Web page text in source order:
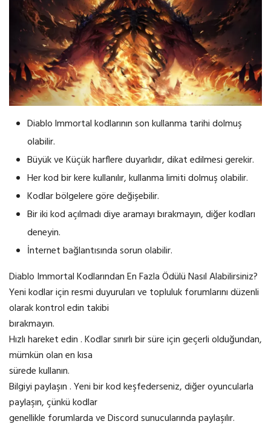
Diablo lmmortal kodlarının son kullanma tarihi dolmuş
olabilir.
Büyük ve Küçük harflere duyarlıdır, dikat edilmesi gerekir.
Her kod bir kere kullanılır, kullanma limiti dolmuş olabilir.
Kodlar bölgelere göre değişebilir.
Bir iki kod açılmadı diye aramayı bırakmayın, diğer kodları
deneyin.
İnternet bağlantısında sorun olabilir.
Diablo Immortal Kodlarından En Fazla Ödülü Nasıl Alabilirsiniz?
Yeni kodlar için resmi duyuruları ve topluluk forumlarını düzenli
olarak kontrol edin takibi
bırakmayın.
Hızlı hareket edin . Kodlar sınırlı bir süre için geçerli olduğundan,
mümkün olan en kısa
sürede kullanın.
Bilgiyi paylaşın . Yeni bir kod keşfederseniz, diğer oyuncularla
paylaşın, çünkü kodlar
genellikle forumlarda ve Discord sunucularında paylaşılır.